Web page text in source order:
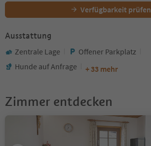
Verfügbarkeit prüfen
Ausstattung
Zentrale Lage
Offener Parkplatz
Hunde auf Anfrage
+ 33 mehr
Zimmer entdecken